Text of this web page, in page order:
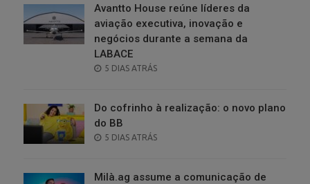
Avantto House reúne líderes da
aviação executiva, inovação e
negócios durante a semana da
LABACE
POSTED
5 DIAS ATRÁS
Do cofrinho à realização: o novo plano
do BB
POSTED
5 DIAS ATRÁS
Milà.ag assume a comunicação de